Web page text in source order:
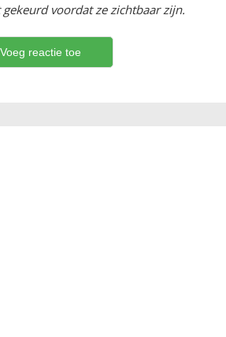
voordat ze zichtbaar zijn.